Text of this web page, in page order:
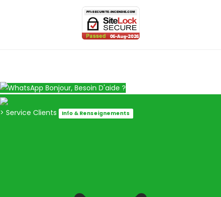
Bonjour, Besoin D'aide ?
> Service Clients Info & Renseignements